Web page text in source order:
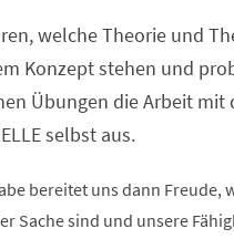
welche Theorie und
Konzept stehen und
Übungen die Arbeit mit
selbst aus.
bereitet uns dann Freude,
Sache sind und unsere